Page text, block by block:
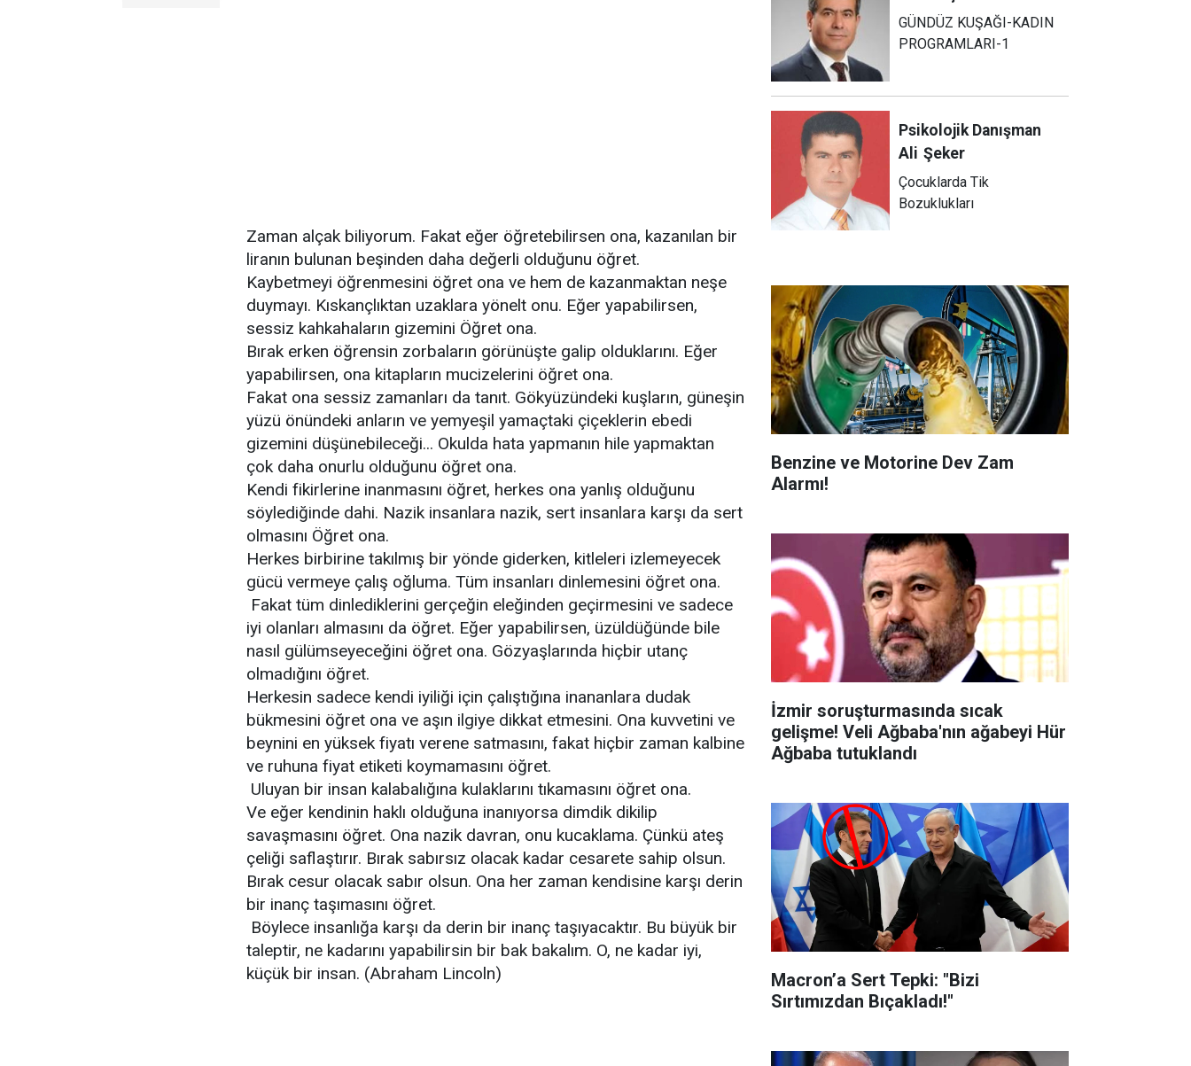
Zaman alçak biliyorum. Fakat eğer öğretebilirsen ona, kazanılan bir
liranın bulunan beşinden daha değerli olduğunu öğret.
Kaybetmeyi öğrenmesini öğret ona ve hem de kazanmaktan neşe
duymayı. Kıskançlıktan uzaklara yönelt onu. Eğer yapabilirsen,
sessiz kahkahaların gizemini Öğret ona.
Bırak erken öğrensin zorbaların görünüşte galip olduklarını. Eğer
yapabilirsen, ona kitapların mucizelerini öğret ona.
Fakat ona sessiz zamanları da tanıt. Gökyüzündeki kuşların, güneşin
yüzü önündeki anların ve yemyeşil yamaçtaki çiçeklerin ebedi
gizemini düşünebileceği... Okulda hata yapmanın hile yapmaktan
çok daha onurlu olduğunu öğret ona.
Kendi fikirlerine inanmasını öğret, herkes ona yanlış olduğunu
söylediğinde dahi. Nazik insanlara nazik, sert insanlara karşı da sert
olmasını Öğret ona.
Herkes birbirine takılmış bir yönde giderken, kitleleri izlemeyecek
gücü vermeye çalış oğluma. Tüm insanları dinlemesini öğret ona.
Fakat tüm dinlediklerini gerçeğin eleğinden geçirmesini ve sadece
iyi olanları almasını da öğret. Eğer yapabilirsen, üzüldüğünde bile
nasıl gülümseyeceğini öğret ona. Gözyaşlarında hiçbir utanç
olmadığını öğret.
Herkesin sadece kendi iyiliği için çalıştığına inananlara dudak
bükmesini öğret ona ve aşın ilgiye dikkat etmesini. Ona kuvvetini ve
beynini en yüksek fiyatı verene satmasını, fakat hiçbir zaman kalbine
ve ruhuna fiyat etiketi koymamasını öğret.
Uluyan bir insan kalabalığına kulaklarını tıkamasını öğret ona.
Ve eğer kendinin haklı olduğuna inanıyorsa dimdik dikilip
savaşmasını öğret. Ona nazik davran, onu kucaklama. Çünkü ateş
çeliği saflaştırır. Bırak sabırsız olacak kadar cesarete sahip olsun.
Bırak cesur olacak sabır olsun. Ona her zaman kendisine karşı derin
bir inanç taşımasını öğret.
Böylece insanlığa karşı da derin bir inanç taşıyacaktır. Bu büyük bir
taleptir, ne kadarını yapabilirsin bir bak bakalım. O, ne kadar iyi,
küçük bir insan. (Abraham Lincoln)
GÜNDÜZ KUŞAĞI-KADIN
PROGRAMLARI-1
Psikolojik Danışman
Ali Şeker
Çocuklarda Tik
Bozuklukları
Benzine ve Motorine Dev Zam
Alarmı!
İzmir soruşturmasında sıcak
gelişme! Veli Ağbaba'nın ağabeyi Hür
Ağbaba tutuklandı
Macron’a Sert Tepki: "Bizi
Sırtımızdan Bıçakladı!"